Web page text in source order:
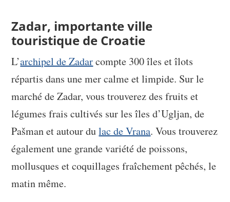
Zadar, importante ville
touristique de Croatie
L’archipel de Zadarcompte 300 îles et îlots
répartis dans une mer calme et limpide. Sur le
marché de Zadar, vous trouverez des fruits et
légumes frais cultivés sur les îles d’Ugljan, de
Pašman et autour dulac de Vrana. Vous trouverez
également une grande variété de poissons,
mollusques et coquillages fraîchement pêchés, le
matin même.